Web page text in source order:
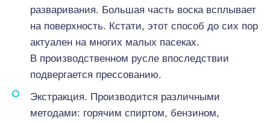
разваривания. Большая часть воска всплывает
на поверхность. Кстати, этот способ до сих пор
актуален на многих малых пасеках.
В производственном русле впоследствии
подвергается прессованию.
Экстракция. Производится различными
методами: горячим спиртом, бензином,